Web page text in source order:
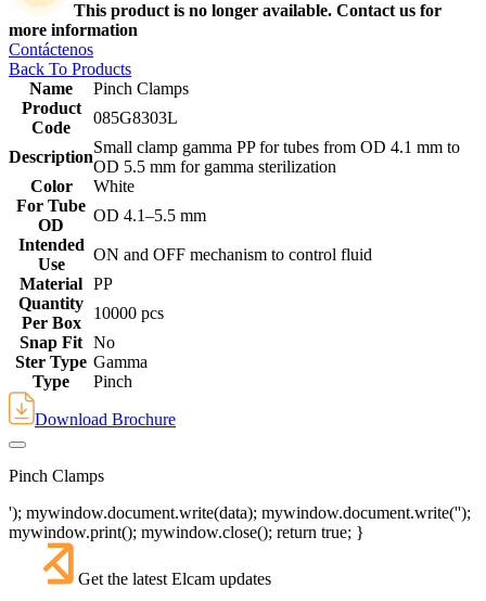
This product is no longer available. Contact us for
more information
Contáctenos
Back To Products
Name
Pinch Clamps
Product
Code
085G8303L
Description
Small clamp gamma PP for tubes from OD 4.1 mm to
OD 5.5 mm for gamma sterilization
Color
White
For Tube
OD
‎OD 4.1–5.5 mm
Intended
Use
ON and OFF mechanism to control fluid
Material PP
Quantity
Per Box
10000 pcs
Snap Fit No
Ster Type Gamma
Type
Pinch
Download Brochure
Pinch Clamps
'); mywindow.document.write(data); mywindow.document.write('');
mywindow.print(); mywindow.close(); return true; }
Get the latest Elcam updates